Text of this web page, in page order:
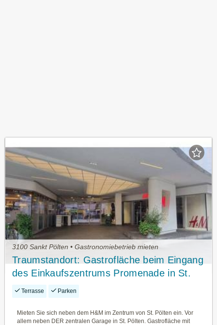
3100 Sankt Pölten • Gastronomiebetrieb mieten
Traumstandort: Gastrofläche beim Eingang
des Einkaufszentrums Promenade in St.
Pölten - neben H&M, bei Billa
Terrasse Parken
Mieten Sie sich neben dem H&M im Zentrum von St. Pölten ein. Vor
allem neben DER zentralen Garage in St. Pölten. Gastrofläche mit